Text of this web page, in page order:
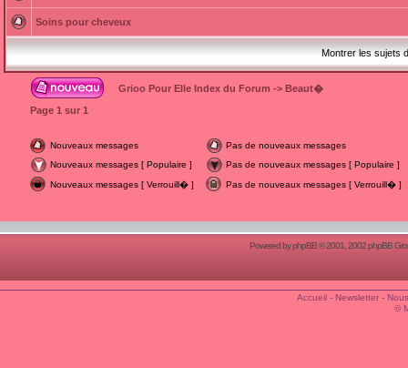
Soins pour cheveux
Montrer les sujets
Grioo Pour Elle Index du Forum -> Beaut�
Page 1 sur 1
Nouveaux messages
Pas de nouveaux messages
Nouveaux messages [ Populaire ]
Pas de nouveaux messages [ Populaire ]
Nouveaux messages [ Verrouill� ]
Pas de nouveaux messages [ Verrouill� ]
Powered byphpBB© 2001, 2002 phpBB
Accueil- Newsletter-
©